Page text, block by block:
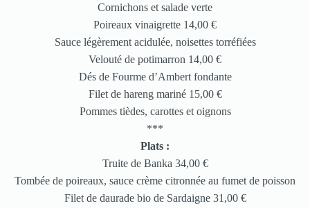
Cornichons et salade verte
Poireaux vinaigrette 14,00 €
Sauce légèrement acidulée, noisettes torréfiées
Velouté de potimarron 14,00 €
Dés de Fourme d’Ambert fondante
Filet de hareng mariné 15,00 €
Pommes tièdes, carottes et oignons
***
Plats :
Truite de Banka 34,00 €
Tombée de poireaux, sauce crème citronnée au fumet de poisson
Filet de daurade bio de Sardaigne 31,00 €